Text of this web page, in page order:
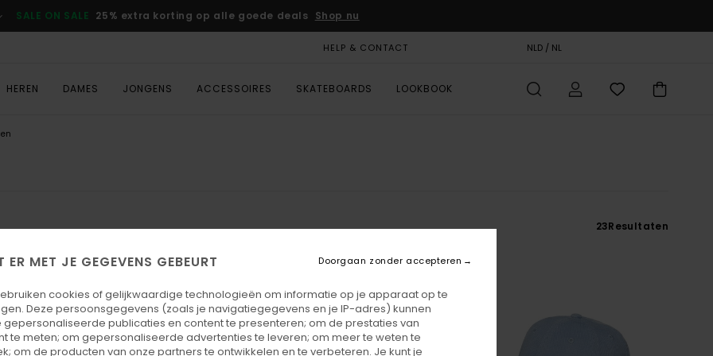
SALE ON SALE 25% extra korting op alle goede deals Shop nu
HELP & CONTACT NLD / NL
HEREN DAMES JONGENS ACCESSOIRES SKATEBOARDS LOOKBOOK
23Resultaten
ER MET JE GEGEVENS GEBEURT
cookies of gelijkwaardige technologieën om informatie op je apparaat op te
Deze persoonsgegevens (zoals je navigatiegegevens en je IP-adres) kunnen
publicaties en content te presenteren; om de prestaties van
te meten; om gepersonaliseerde advertenties te leveren; om meer te weten te
om de producten van onze partners te ontwikkelen en te verbeteren. Je kunt je
Doorgaan zonder accepteren